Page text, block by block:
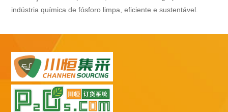
indústria química de fósforo limpa, eficiente e sustentável.